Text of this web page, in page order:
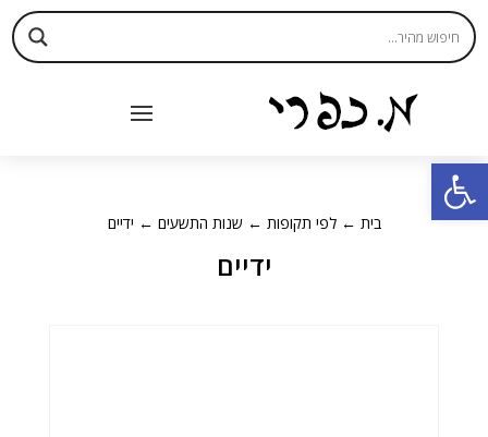
פתח סרגל נגישות
בית ←לפי תקופות ← שנות התשעים ← ידיים
ידיים